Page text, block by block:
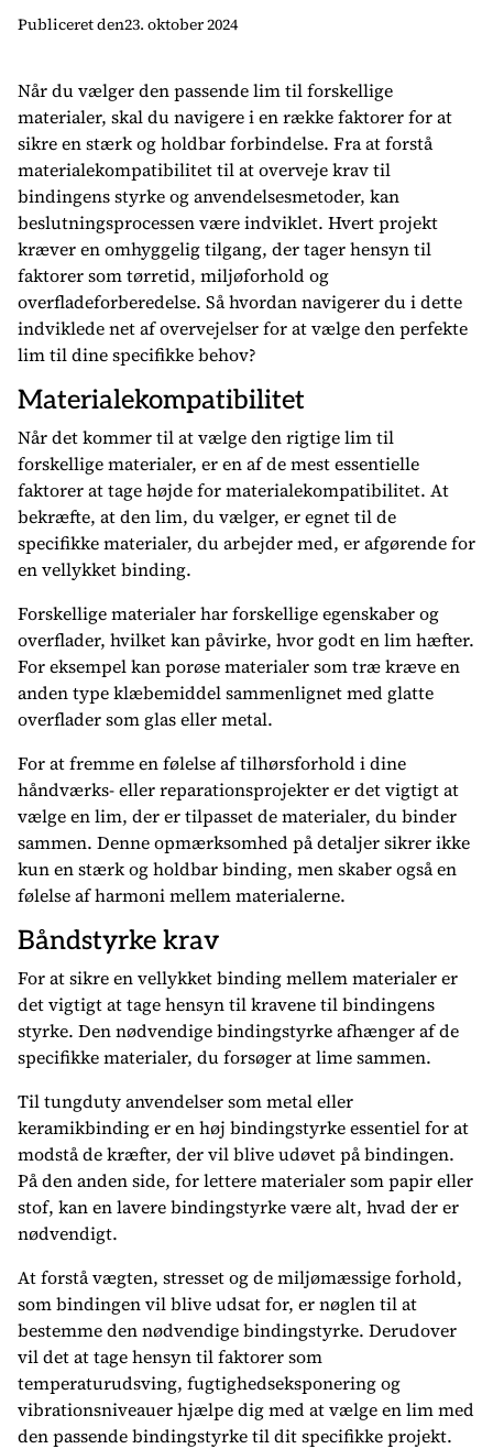
Publiceret den23. oktober 2024
Når du vælger den passende lim til forskellige
materialer, skal du navigere i en række faktorer for at
sikre en stærk og holdbar forbindelse. Fra at forstå
materialekompatibilitet til at overveje krav til
bindingens styrke og anvendelsesmetoder, kan
beslutningsprocessen være indviklet. Hvert projekt
kræver en omhyggelig tilgang, der tager hensyn til
faktorer som tørretid, miljøforhold og
overfladeforberedelse. Så hvordan navigerer du i dette
indviklede net af overvejelser for at vælge den perfekte
lim til dine specifikke behov?
Materialekompatibilitet
Når det kommer til at vælge den rigtige lim til
forskellige materialer, er en af de mest essentielle
faktorer at tage højde for materialekompatibilitet. At
bekræfte, at den lim, du vælger, er egnet til de
specifikke materialer, du arbejder med, er afgørende for
en vellykket binding.
Forskellige materialer har forskellige egenskaber og
overflader, hvilket kan påvirke, hvor godt en lim hæfter.
For eksempel kan porøse materialer som træ kræve en
anden type klæbemiddel sammenlignet med glatte
overflader som glas eller metal.
For at fremme en følelse af tilhørsforhold i dine
håndværks- eller reparationsprojekter er det vigtigt at
vælge en lim, der er tilpasset de materialer, du binder
sammen. Denne opmærksomhed på detaljer sikrer ikke
kun en stærk og holdbar binding, men skaber også en
følelse af harmoni mellem materialerne.
Båndstyrke krav
For at sikre en vellykket binding mellem materialer er
det vigtigt at tage hensyn til kravene til bindingens
styrke. Den nødvendige bindingstyrke afhænger af de
specifikke materialer, du forsøger at lime sammen.
Til tungduty anvendelser som metal eller
keramikbinding er en høj bindingstyrke essentiel for at
modstå de kræfter, der vil blive udøvet på bindingen.
På den anden side, for lettere materialer som papir eller
stof, kan en lavere bindingstyrke være alt, hvad der er
nødvendigt.
At forstå vægten, stresset og de miljømæssige forhold,
som bindingen vil blive udsat for, er nøglen til at
bestemme den nødvendige bindingstyrke. Derudover
vil det at tage hensyn til faktorer som
temperaturudsving, fugtighedseksponering og
vibrationsniveauer hjælpe dig med at vælge en lim med
den passende bindingstyrke til dit specifikke projekt.